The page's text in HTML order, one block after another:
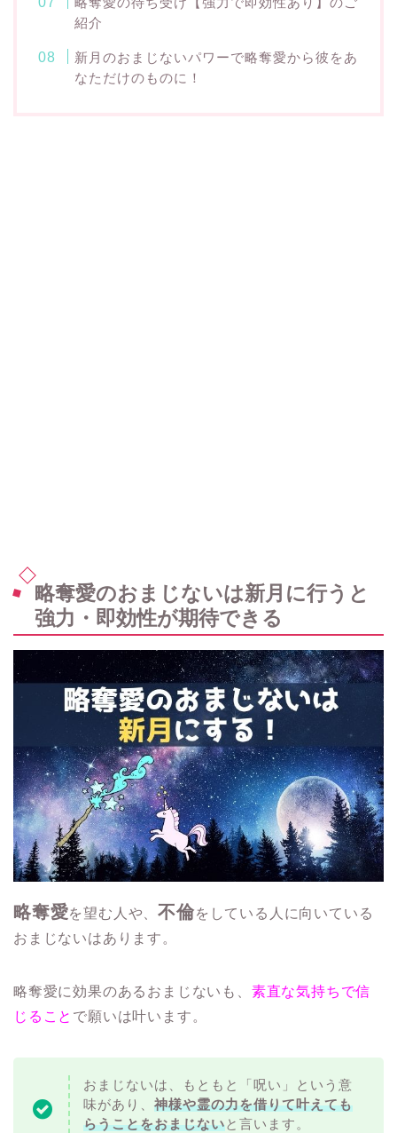
紹介
新月のおまじないパワーで略奪愛から彼をあ
なただけのものに！
略奪愛のおまじないは新月に行うと
強力・即効性が期待できる
略奪愛を望む人や、不倫をしている人に向いている
おまじないはあります。
略奪愛に効果のあるおまじないも、 素直な気持ちで信
じること で願いは叶います。
おまじないは、もともと「呪い」という意
味があり、 神様や霊の力を借りて叶えても
らうことをおまじないと言います。